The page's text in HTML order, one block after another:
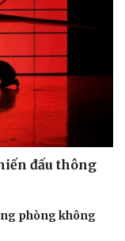
đấu thông
phòng không